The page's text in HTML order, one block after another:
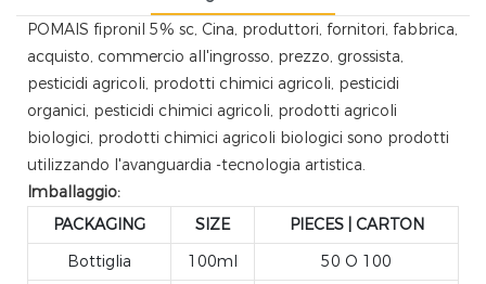
POMAIS fipronil 5% sc, Cina, produttori, fornitori, fabbrica,
acquisto, commercio all'ingrosso, prezzo, grossista,
pesticidi agricoli, prodotti chimici agricoli, pesticidi
organici, pesticidi chimici agricoli, prodotti agricoli
biologici, prodotti chimici agricoli biologici sono prodotti
utilizzando l'avanguardia -tecnologia artistica.
Imballaggio:
PACKAGING
SIZE
PIECES | CARTON
Bottiglia
100ml
50 O 100